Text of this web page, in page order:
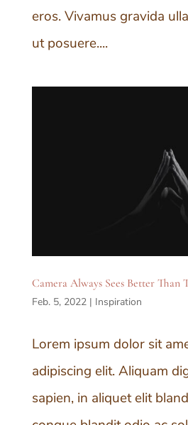
eros. Vivamus gravida
ut posuere....
Camera Always Sees Better Than
Feb. 5, 2022| Inspiration
Lorem ipsum dolor sit
adipiscing elit. Aliquam
sapien, in aliquet elit